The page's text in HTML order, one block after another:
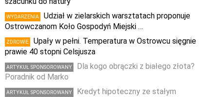
WYDARZENIA
Udział w zielarskich warsztatach proponuje
Ostrowczanom Koło Gospodyń Miejski …
ZDROWIE
Upały w pełni. Temperatura w Ostrowcu sięgnie
prawie 40 stopni Celsjusza
ARTYKUŁ SPONSOROWANY
Dla kogo obrączki z białego złota?
Poradnik od Marko
ARTYKUŁ SPONSOROWANY
Kredyt hipoteczny ze stałym